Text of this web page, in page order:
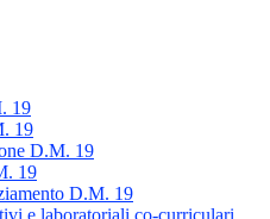
19
19
D.M. 19
19
D.M. 19